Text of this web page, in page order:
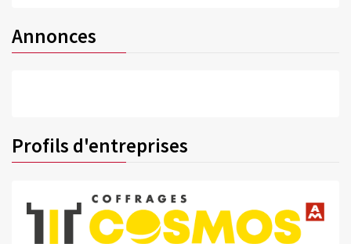
Annonces
Profils d'entreprises